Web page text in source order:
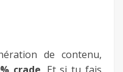
de contenu,